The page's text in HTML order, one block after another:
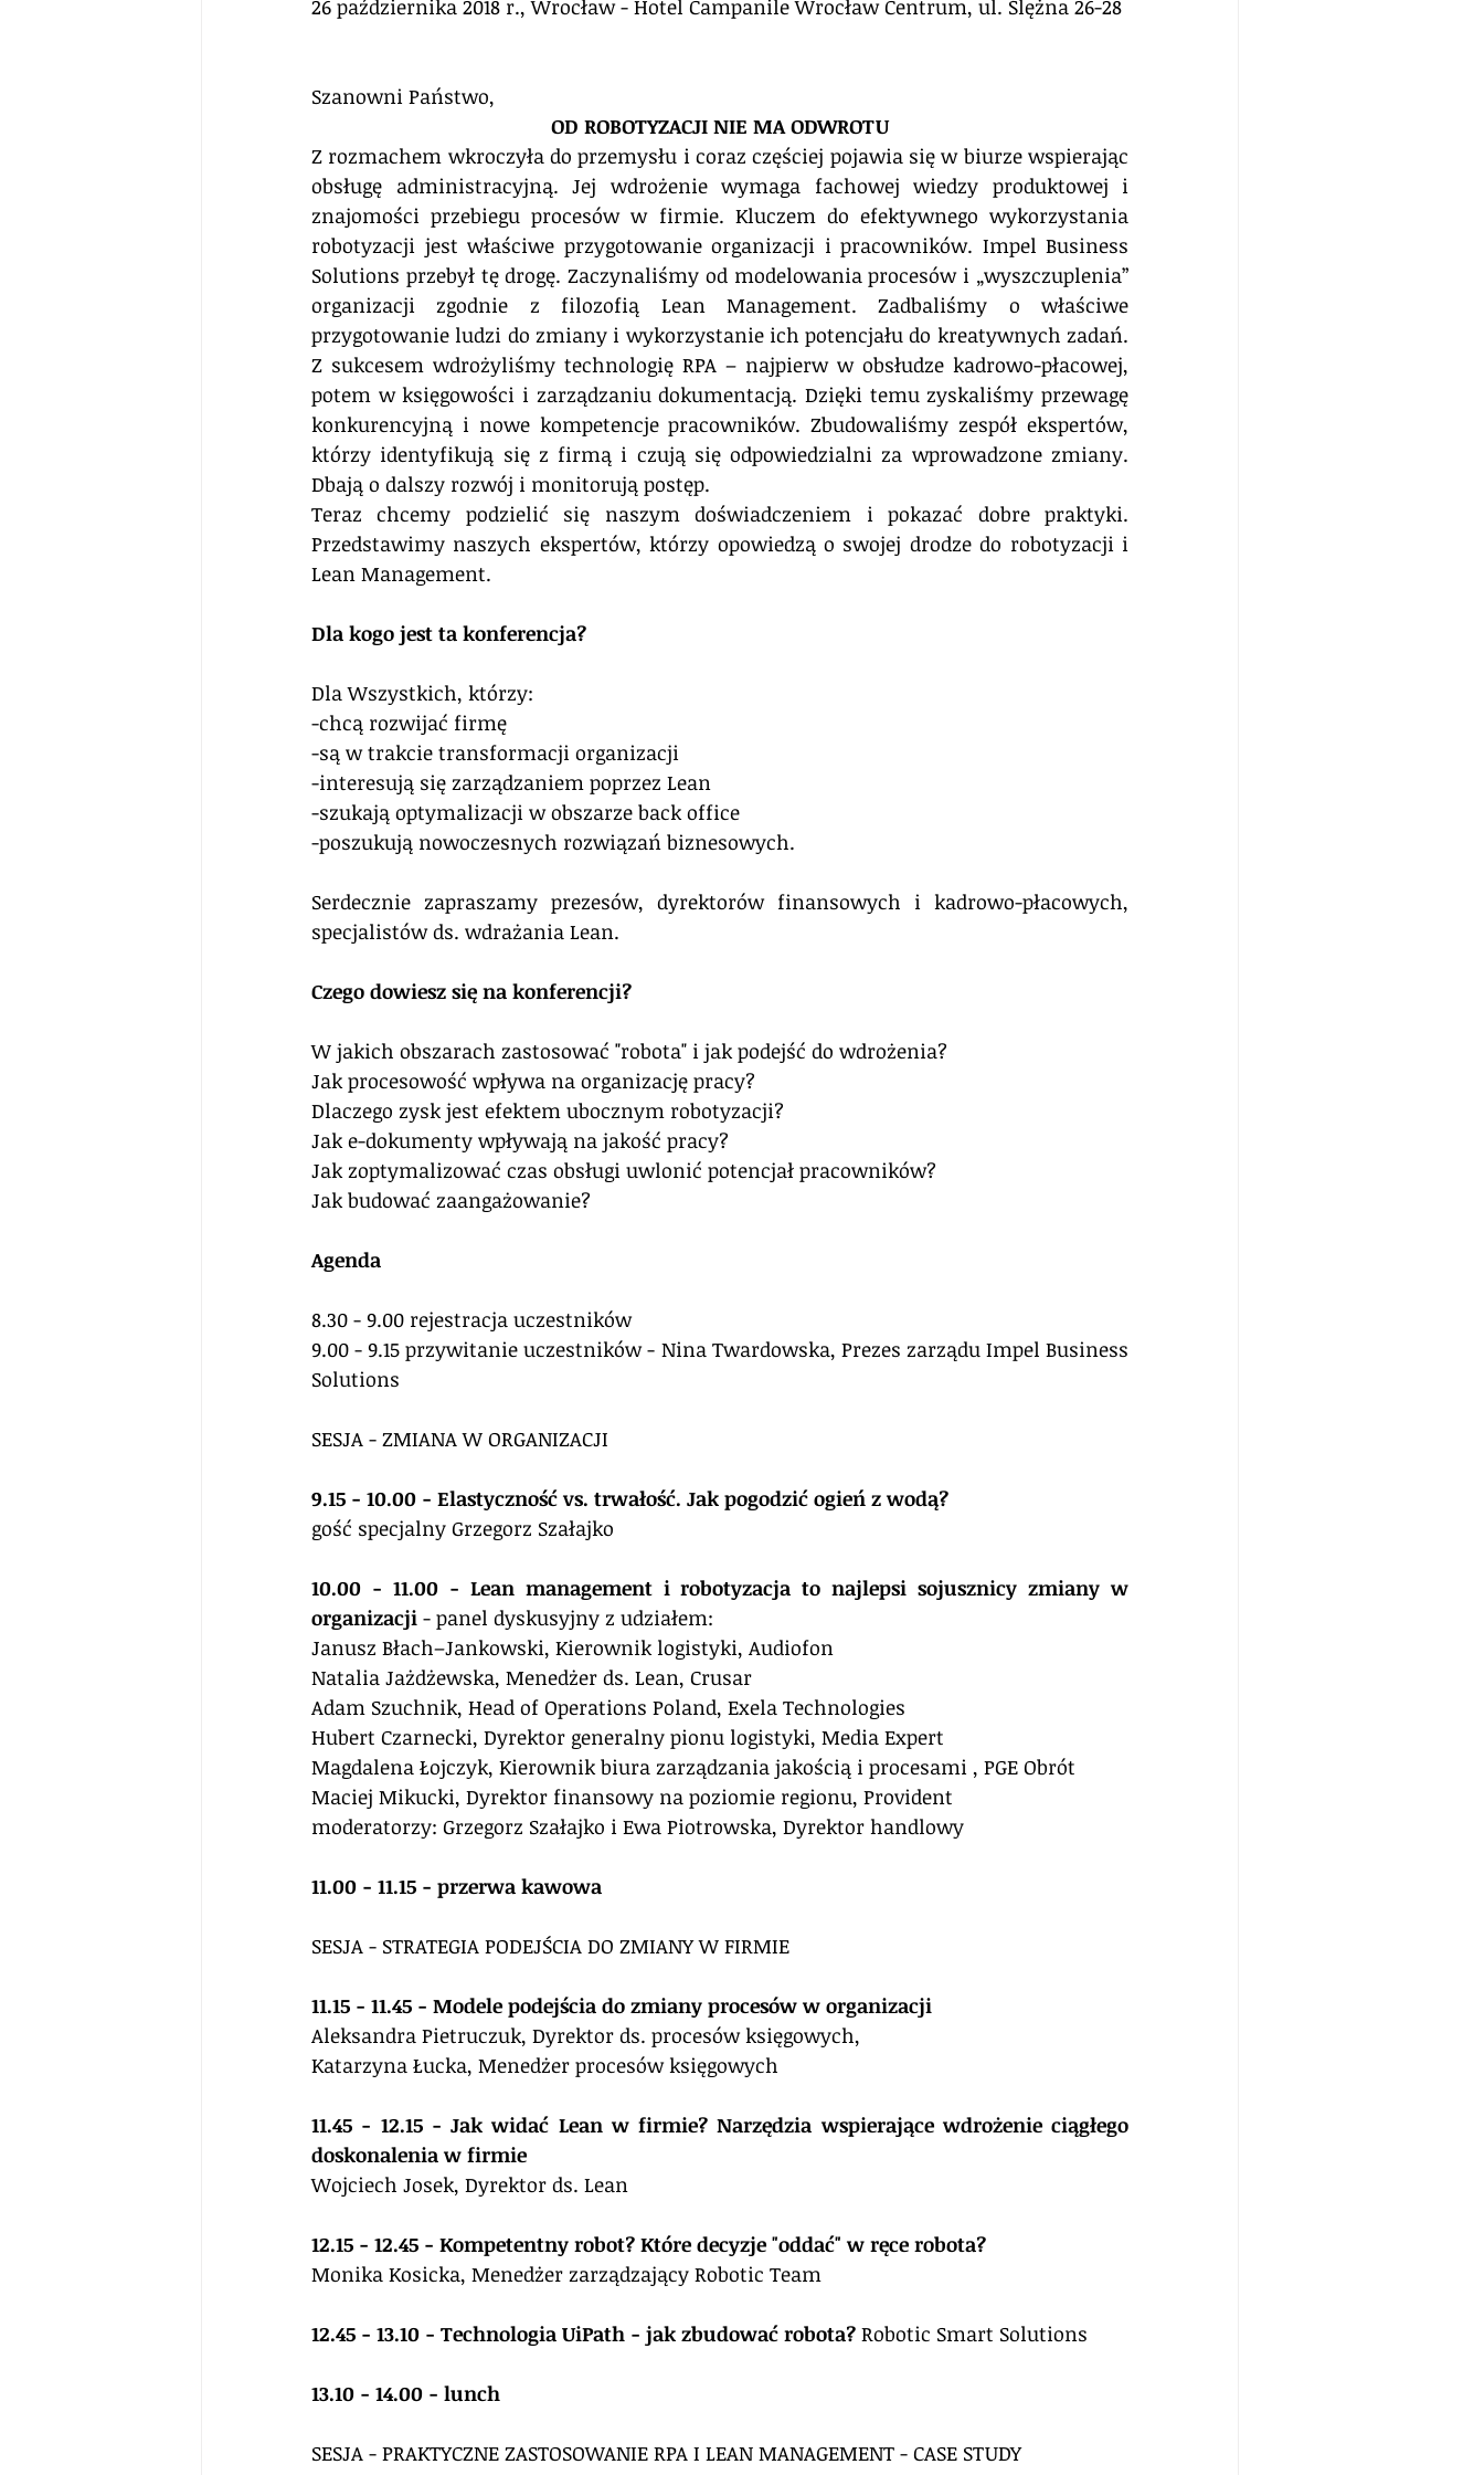
26 października 2018 r., Wrocław - Hotel Campanile Wrocław Centrum, ul. Ślężna 26-28
Szanowni Państwo,
OD ROBOTYZACJI NIE MA ODWROTU
Z rozmachem wkroczyła do przemysłu i coraz częściej pojawia się w biurze wspierając
obsługę administracyjną. Jej wdrożenie wymaga fachowej wiedzy produktowej i
znajomości przebiegu procesów w firmie. Kluczem do efektywnego wykorzystania
robotyzacji jest właściwe przygotowanie organizacji i pracowników. Impel Business
Solutions przebył tę drogę. Zaczynaliśmy od modelowania procesów i „wyszczuplenia”
organizacji zgodnie z filozofią Lean Management. Zadbaliśmy o właściwe
przygotowanie ludzi do zmiany i wykorzystanie ich potencjału do kreatywnych zadań.
Z sukcesem wdrożyliśmy technologię RPA – najpierw w obsłudze kadrowo-płacowej,
potem w księgowości i zarządzaniu dokumentacją. Dzięki temu zyskaliśmy przewagę
konkurencyjną i nowe kompetencje pracowników. Zbudowaliśmy zespół ekspertów,
którzy identyfikują się z firmą i czują się odpowiedzialni za wprowadzone zmiany.
Dbają o dalszy rozwój i monitorują postęp.
Teraz chcemy podzielić się naszym doświadczeniem i pokazać dobre praktyki.
Przedstawimy naszych ekspertów, którzy opowiedzą o swojej drodze do robotyzacji i
Lean Management.
Dla kogo jest ta konferencja?
Dla Wszystkich, którzy:
-chcą rozwijać firmę
-są w trakcie transformacji organizacji
-interesują się zarządzaniem poprzez Lean
-szukają optymalizacji w obszarze back office
-poszukują nowoczesnych rozwiązań biznesowych.
Serdecznie zapraszamy prezesów, dyrektorów finansowych i kadrowo-płacowych,
specjalistów ds. wdrażania Lean.
Czego dowiesz się na konferencji?
W jakich obszarach zastosować "robota" i jak podejść do wdrożenia?
Jak procesowość wpływa na organizację pracy?
Dlaczego zysk jest efektem ubocznym robotyzacji?
Jak e-dokumenty wpływają na jakość pracy?
Jak zoptymalizować czas obsługi uwlonić potencjał pracowników?
Jak budować zaangażowanie?
Agenda
8.30 - 9.00 rejestracja uczestników
9.00 - 9.15 przywitanie uczestników - Nina Twardowska, Prezes zarządu Impel Business
Solutions
SESJA - ZMIANA W ORGANIZACJI
9.15 - 10.00 - Elastyczność vs. trwałość. Jak pogodzić ogień z wodą?
gość specjalny Grzegorz Szałajko
10.00 - 11.00 - Lean management i robotyzacja to najlepsi sojusznicy zmiany w
organizacji - panel dyskusyjny z udziałem:
Janusz Błach–Jankowski, Kierownik logistyki, Audiofon
Natalia Jażdżewska, Menedżer ds. Lean, Crusar
Adam Szuchnik, Head of Operations Poland, Exela Technologies
Hubert Czarnecki, Dyrektor generalny pionu logistyki, Media Expert
Magdalena Łojczyk, Kierownik biura zarządzania jakością i procesami , PGE Obrót
Maciej Mikucki, Dyrektor finansowy na poziomie regionu, Provident
moderatorzy: Grzegorz Szałajko i Ewa Piotrowska, Dyrektor handlowy
11.00 - 11.15 - przerwa kawowa
SESJA - STRATEGIA PODEJŚCIA DO ZMIANY W FIRMIE
11.15 - 11.45 - Modele podejścia do zmiany procesów w organizacji
Aleksandra Pietruczuk, Dyrektor ds. procesów księgowych,
Katarzyna Łucka, Menedżer procesów księgowych
11.45 - 12.15 - Jak widać Lean w firmie? Narzędzia wspierające wdrożenie ciągłego
doskonalenia w firmie
Wojciech Josek, Dyrektor ds. Lean
12.15 - 12.45 - Kompetentny robot? Które decyzje "oddać" w ręce robota?
Monika Kosicka, Menedżer zarządzający Robotic Team
12.45 - 13.10 - Technologia UiPath - jak zbudować robota? Robotic Smart Solutions
13.10 - 14.00 - lunch
SESJA - PRAKTYCZNE ZASTOSOWANIE RPA I LEAN MANAGEMENT - CASE STUDY